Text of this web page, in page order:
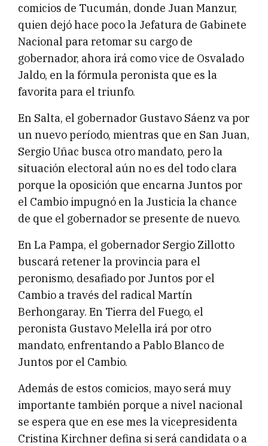
comicios de Tucumán, donde Juan Manzur,
quien dejó hace poco la Jefatura de Gabinete
Nacional para retomar su cargo de
gobernador, ahora irá como vice de Osvalado
Jaldo, en la fórmula peronista que es la
favorita para el triunfo.
En Salta, el gobernador Gustavo Sáenz va por
un nuevo período, mientras que en San Juan,
Sergio Uñac busca otro mandato, pero la
situación electoral aún no es del todo clara
porque la oposición que encarna Juntos por
el Cambio impugnó en la Justicia la chance
de que el gobernador se presente de nuevo.
En La Pampa, el gobernador Sergio Zillotto
buscará retener la provincia para el
peronismo, desafiado por Juntos por el
Cambio a través del radical Martín
Berhongaray. En Tierra del Fuego, el
peronista Gustavo Melella irá por otro
mandato, enfrentando a Pablo Blanco de
Juntos por el Cambio.
Además de estos comicios, mayo será muy
importante también porque a nivel nacional
se espera que en ese mes la vicepresidenta
Cristina Kirchner defina si será candidata o a